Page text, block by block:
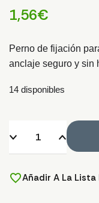
1,56€
Perno de fijación
anclaje seguro y sin
14 disponibles
Añadir A La Lista